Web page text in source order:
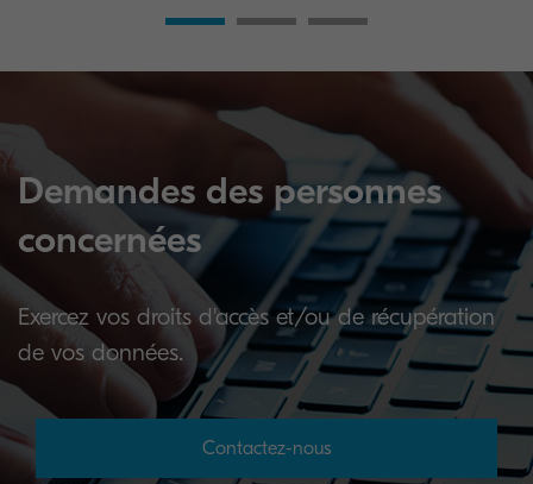
Demandes des personnes
concernées
Exercez vos droits d'accès et/ou de récupération
de vos données.
Contactez-nous